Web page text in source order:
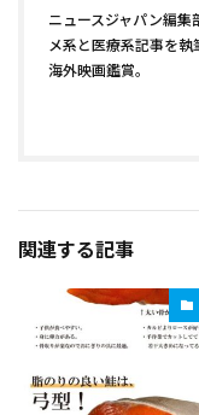
ニュースジャパン編
メ系と医療系記事を執
海外映画鑑賞。
関連する記事